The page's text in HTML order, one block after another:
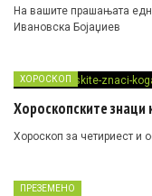
На вашите прашањата
Ивановска Бојаџиев
ХОРОСКОП
Хороскопските знаци
Хороскоп за четириест и
ПРЕЗЕМЕНО